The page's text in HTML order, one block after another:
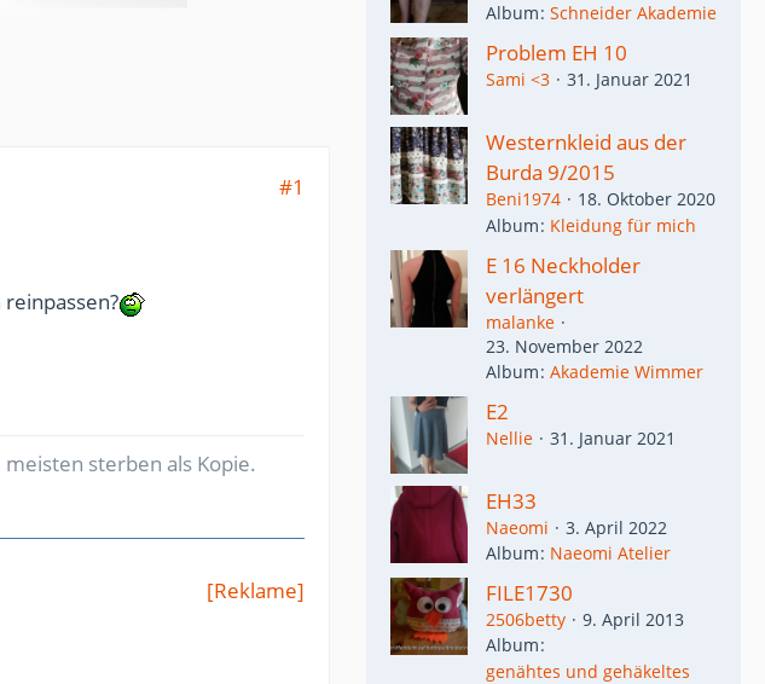
#1
sterben als Kopie.
[Reklame]
Album Schneider Akademie
Problem EH 10
Sami <3 31. Januar 2021
Westernkleid aus der
Burda 9/2015
Beni1974
18. Oktober 2020
Album Kleidung für mich
E 16 Neckholder
verlängert
malanke
23. November 2022
Album Akademie Wimmer
E2
Nellie 31. Januar 2021
EH33
Naeomi
3. April 2022
Album Naeomi Atelier
FILE1730
2506betty
9. April 2013
Album
genähtes und gehäkeltes